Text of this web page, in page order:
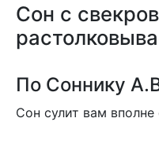
Сон c
По Соннику
Сон сулит вам